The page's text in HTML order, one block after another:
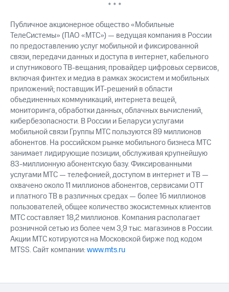
* * *
Публичное акционерное общество «Мобильные
ТелеСистемы» (ПАО «МТС») — ведущая компания в России
по предоставлению услуг мобильной и фиксированной
связи, передачи данных и доступа в интернет, кабельного
и спутникового ТВ-вещания; провайдер цифровых сервисов,
включая финтех и медиа в рамках экосистем и мобильных
приложений; поставщик ИТ-решений в области
объединенных коммуникаций, интернета вещей,
мониторинга, обработки данных, облачных вычислений,
кибербезопасности. В России и Беларуси услугами
мобильной связи Группы МТС пользуются 89 миллионов
абонентов. На российском рынке мобильного бизнеса МТС
занимает лидирующие позиции, обслуживая крупнейшую
83-миллионную абонентскую базу. Фиксированными
услугами МТС — телефонией, доступом в интернет и ТВ —
охвачено около 11 миллионов абонентов, сервисами OTT
и платного ТВ в различных средах — более 16 миллионов
пользователей, общее количество экосистемных клиентов
МТС составляет 18,2 миллионов. Компания располагает
розничной сетью из более чем 3,9 тыс. магазинов в России.
Акции МТС котируются на Московской бирже под кодом
MTSS. Сайт компании:www.mts.ru